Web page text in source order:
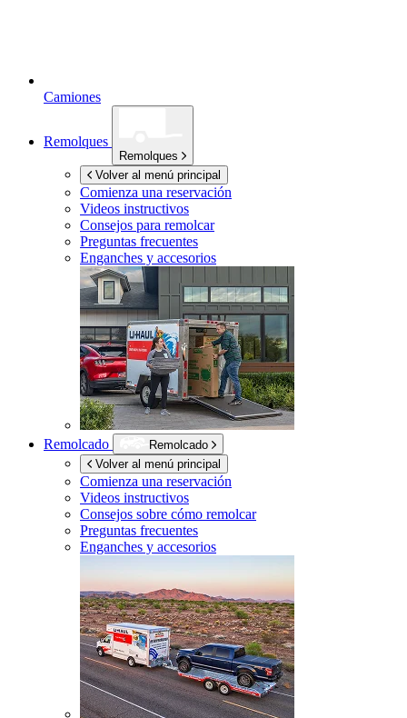
Camiones
Remolques
Remolques
Volver al menú principal
Comienza una reservación
Videos instructivos
Consejos para remolcar
Preguntas frecuentes
Enganches y accesorios
Remolcado
Remolcado
Volver al menú principal
Comienza una reservación
Videos instructivos
Consejos sobre cómo remolcar
Preguntas frecuentes
Enganches y accesorios